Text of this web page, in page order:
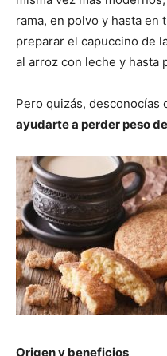
rama, en polvo y hasta
preparar el capuccino de
al arroz con leche y hasta
Pero quizás,
ayudarte a perder peso
Origen y beneficios